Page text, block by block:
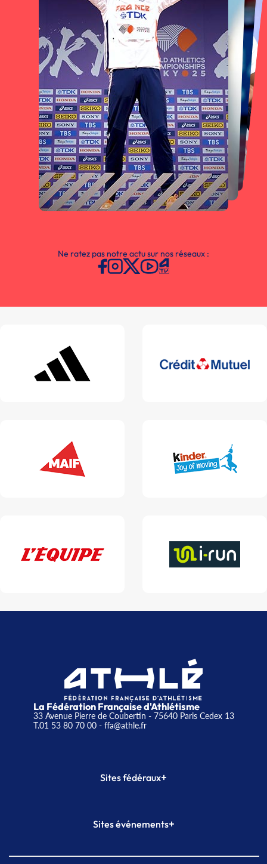
Ne ratez pas notre actu sur nos réseaux :
La Fédération Française d'Athlétisme
33 Avenue Pierre de Coubertin - 75640 Paris Cedex 13
T.01 53 80 70 00- ffa@athle.fr
Sites fédéraux+
Plateforme Formation
Sites événements+
Meeting de Paris indoor